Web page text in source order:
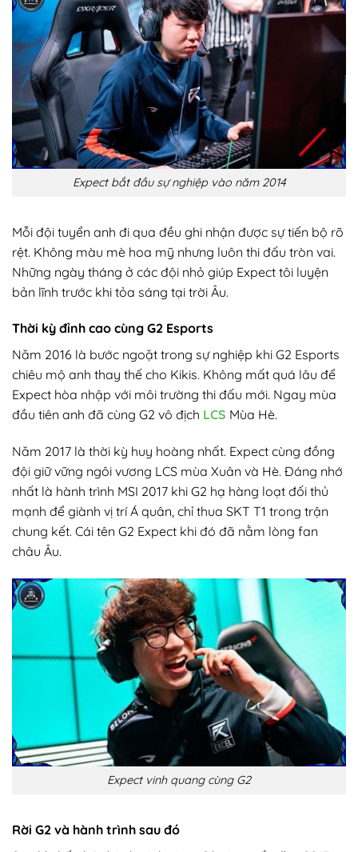
Expect bắt đầu sự nghiệp vào năm 2014
Mỗi đội tuyển anh đi qua đều ghi nhận được sự tiến bộ rõ
rệt. Không màu mè hoa mỹ nhưng luôn thi đấu tròn vai.
Những ngày tháng ở các đội nhỏ giúp Expect tôi luyện
bản lĩnh trước khi tỏa sáng tại trời Âu.
Thời kỳ đỉnh cao cùng G2 Esports
Năm 2016 là bước ngoặt trong sự nghiệp khi G2 Esports
chiêu mộ anh thay thế cho Kikis. Không mất quá lâu để
Expect hòa nhập với môi trường thi đấu mới. Ngay mùa
đầu tiên anh đã cùng G2 vô địch LCS Mùa Hè.
Năm 2017 là thời kỳ huy hoàng nhất. Expect cùng đồng
đội giữ vững ngôi vương LCS mùa Xuân và Hè. Đáng nhớ
nhất là hành trình MSI 2017 khi G2 hạ hàng loạt đối thủ
mạnh để giành vị trí Á quân, chỉ thua SKT T1 trong trận
chung kết. Cái tên G2 Expect khi đó đã nằm lòng fan
châu Âu.
Expect vinh quang cùng G2
Rời G2 và hành trình sau đó